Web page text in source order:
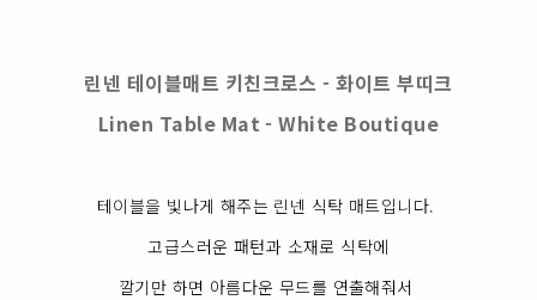
린넨 테이블매트 키친크로스 - 화이트 부띠크
Linen Table Mat - White Boutique
테이블을 빛나게 해주는 린넨 식탁 매트입니다.
고급스러운 패턴과 소재로 식탁에
깔기만 하면 아름다운 무드를 연출해줘서